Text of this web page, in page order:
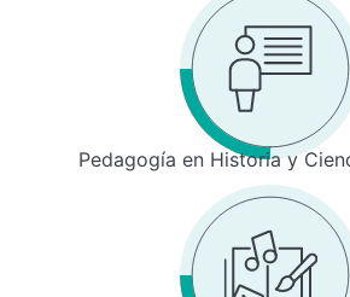
Pedagogía en Historia y